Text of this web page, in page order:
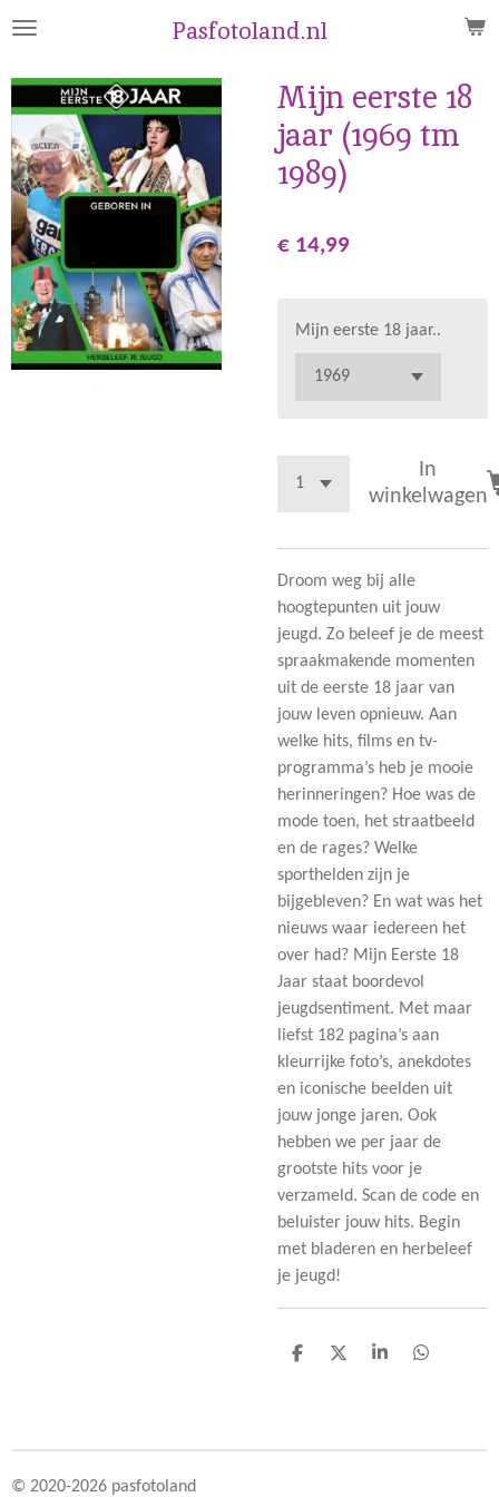
Ga
naar
de
hoofdinhoud
Pasfotoland.nl
Mijn eerste 18
jaar (1969 tm
1989)
€ 14,99
Mijn eerste 18 jaar..
In
winkelwagen
Droom weg bij alle
hoogtepunten uit jouw
jeugd. Zo beleef je de meest
spraakmakende momenten
uit de eerste 18 jaar van
jouw leven opnieuw. Aan
welke hits, films en tv-
programma’s heb je mooie
herinneringen? Hoe was de
mode toen, het straatbeeld
en de rages? Welke
sporthelden zijn je
bijgebleven? En wat was het
nieuws waar iedereen het
over had? Mijn Eerste 18
Jaar staat boordevol
jeugdsentiment. Met maar
liefst 182 pagina’s aan
kleurrijke foto’s, anekdotes
en iconische beelden uit
jouw jonge jaren. Ook
hebben we per jaar de
grootste hits voor je
verzameld. Scan de code en
beluister jouw hits. Begin
met bladeren en herbeleef
je jeugd!
D
D
S
D
© 2020-2026 pasfotoland